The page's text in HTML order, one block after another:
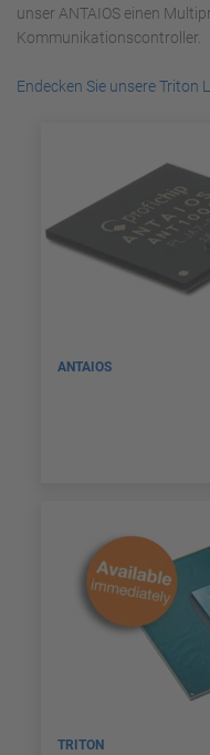
unser ANTAIOS einen
Kommunikationscontroller.
Endecken Sie unsere Triton
ANTAIOS
TRITON